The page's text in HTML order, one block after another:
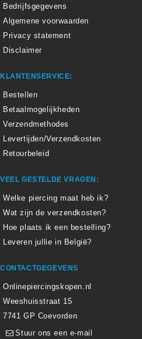
Bedrijfsgegevens
Algemene voorwaarden
Privacy statement
Disclaimer
KLANTENSERVICE:
Bestellen
Betaalmogelijkheden
Verzendmethodes
Levertijden/Verzendkosten
Retourbeleid
VEEL GESTELDE VRAGEN:
Welke piercing maat heb ik?
Wat zijn de verzendkosten?
Hoe plaats ik een bestelling?
Leveren jullie in België?
CONTACTGEGEVENS
Onlinepiercingskopen.nl
Weeshuisstraat 15
7741 GP Coevorden
Stuur ons een e-mail